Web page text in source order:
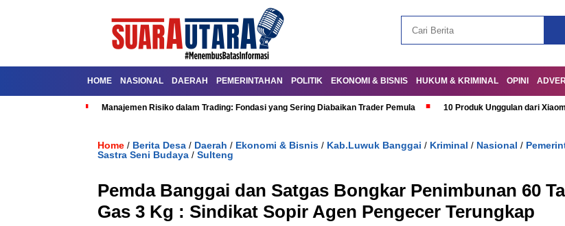
HOME NASIONAL DAERAH PEMERINTAHAN POLITIK EKONOMI & BISNIS HUKUM & KRIMINAL OPINI
Manajemen Risiko dalam Trading: Fondasi yang Sering Diabaikan Trader Pemula 10 Produk Unggulan dari
Home / Berita Desa / Daerah / Ekonomi & Bisnis / Kab.Luwuk Banggai / Kriminal / Nasional /
Sastra Seni Budaya / Sulteng
Pemda Banggai dan Satgas Bongkar Penimbunan 60
Gas 3 Kg : Sindikat Sopir Agen Pengecer Terungkap